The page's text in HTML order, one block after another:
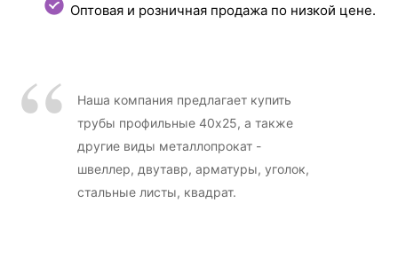
Оптовая и розничная продажа по низкой цене.
Наша компания предлагает купить
трубы профильные 40х25, а также
другие виды металлопрокат -
швеллер, двутавр, арматуры, уголок,
стальные листы, квадрат.